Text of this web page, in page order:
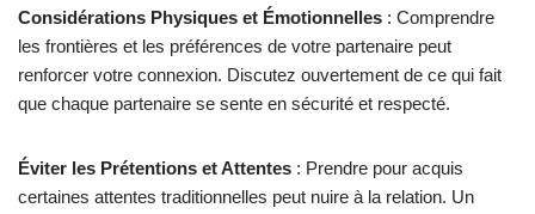
Considérations Physiques et Émotionnelles : Comprendre
les frontières et les préférences de votre partenaire peut
renforcer votre connexion. Discutez ouvertement de ce qui fait
que chaque partenaire se sente en sécurité et respecté.
Éviter les Prétentions et Attentes : Prendre pour acquis
certaines attentes traditionnelles peut nuire à la relation. Un